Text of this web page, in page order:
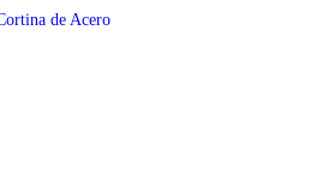
de Acero